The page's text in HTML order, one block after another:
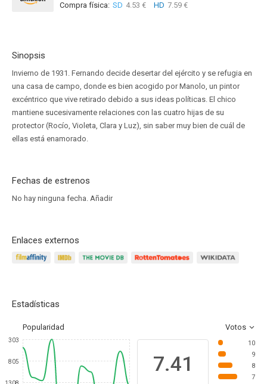
Compra física: SD 4.53 € HD 7.59 €
Sinopsis
Invierno de 1931. Fernando decide desertar del ejército y se refugia en
una casa de campo, donde es bien acogido por Manolo, un pintor
excéntrico que vive retirado debido a sus ideas políticas. El chico
mantiene sucesivamente relaciones con las cuatro hijas de su
protector (Rocío, Violeta, Clara y Luz), sin saber muy bien de cuál de
ellas está enamorado.
Fechas de estrenos
No hay ninguna fecha. Añadir
Enlaces externos
Estadísticas
Popularidad Votos
303
805 7.41
10
9
8
7